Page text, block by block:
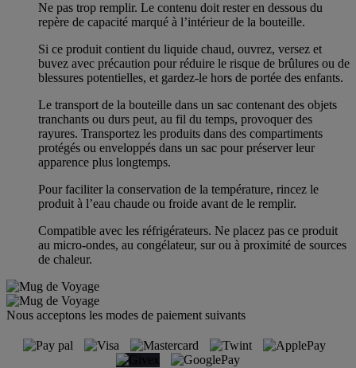
Ne pas trop remplir. Le contenu doit rester en dessous du
repère de capacité marqué à l’intérieur de la bouteille.
Si ce produit contient du liquide chaud, ouvrez, versez et
buvez avec précaution pour réduire le risque de brûlures ou de
blessures potentielles, et gardez-le hors de portée des enfants.
Le transport de la bouteille dans un sac contenant des objets
tranchants ou durs peut, au fil du temps, provoquer des
rayures. Transportez les produits dans des compartiments
protégés ou enveloppés dans un sac pour préserver leur
apparence plus longtemps.
Pour faciliter la conservation de la température, rincez le
produit à l’eau chaude ou froide avant de le remplir.
Compatible avec les réfrigérateurs. Ne placez pas ce produit
au micro-ondes, au congélateur, sur ou à proximité de sources
de chaleur.
Nous acceptons les modes de paiement suivants